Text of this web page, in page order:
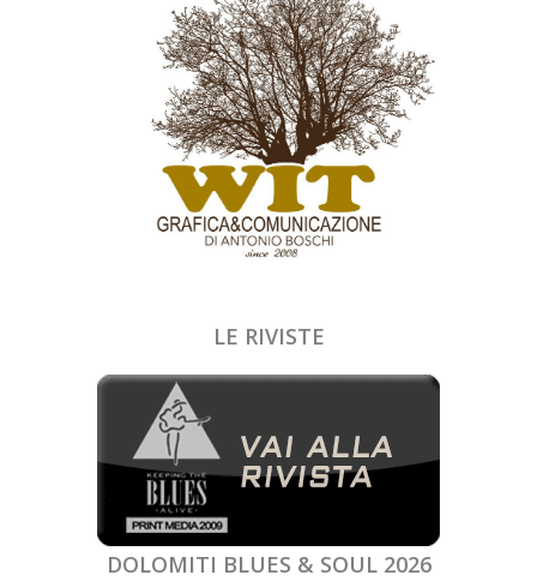
LE RIVISTE
DOLOMITI BLUES & SOUL 2026